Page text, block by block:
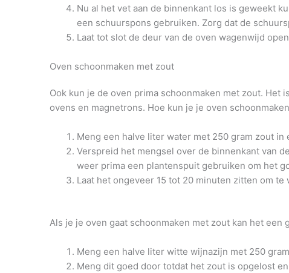
Nu al het vet aan de binnenkant los is geweekt
een schuurspons gebruiken. Zorg dat de
Laat tot slot de deur van de oven wagenwijd
Oven schoonmaken met zout
Ook kun je de oven prima schoonmaken met zout. Het
ovens en magnetrons. Hoe kun je je oven
Meng een halve liter water met 250 gram zout in
Verspreid het mengsel over de binnenkant van
weer prima een plantenspuit gebruiken om het
Laat het ongeveer 15 tot 20 minuten zitten om
Als je je oven gaat schoonmaken met zout kan het
Meng een halve liter witte wijnazijn met 250
Meng dit goed door totdat het zout is opgelost